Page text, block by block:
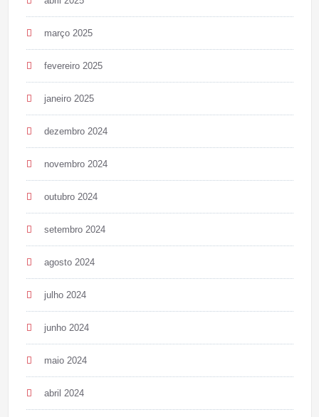
março 2025
fevereiro 2025
janeiro 2025
dezembro 2024
novembro 2024
outubro 2024
setembro 2024
agosto 2024
julho 2024
junho 2024
maio 2024
abril 2024